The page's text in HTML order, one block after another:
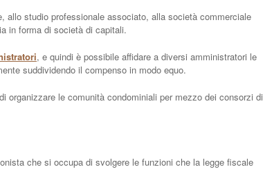
allo studio professionale associato, alla società commerciale
in forma di società di capitali.
, e quindi è possibile affidare a diversi amministratori le
suddividendo il compenso in modo equo.
organizzare le comunità condominiali per mezzo dei consorzi di
che si occupa di svolgere le funzioni che la legge fiscale